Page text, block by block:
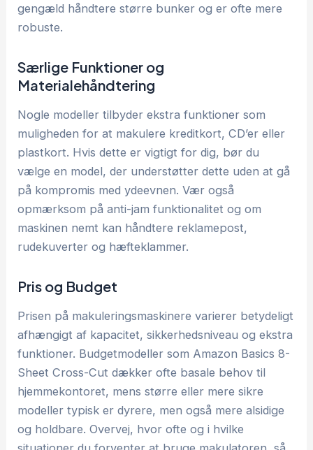
gengæld håndtere større bunker og er ofte mere
robuste.
Særlige Funktioner og
Materialehåndtering
Nogle modeller tilbyder ekstra funktioner som
muligheden for at makulere kreditkort, CD’er eller
plastkort. Hvis dette er vigtigt for dig, bør du
vælge en model, der understøtter dette uden at gå
på kompromis med ydeevnen. Vær også
opmærksom på anti-jam funktionalitet og om
maskinen nemt kan håndtere reklamepost,
rudekuverter og hæfteklammer.
Pris og Budget
Prisen på makuleringsmaskinere varierer betydeligt
afhængigt af kapacitet, sikkerhedsniveau og ekstra
funktioner. Budgetmodeller som Amazon Basics 8-
Sheet Cross-Cut dækker ofte basale behov til
hjemmekontoret, mens større eller mere sikre
modeller typisk er dyrere, men også mere alsidige
og holdbare. Overvej, hvor ofte og i hvilke